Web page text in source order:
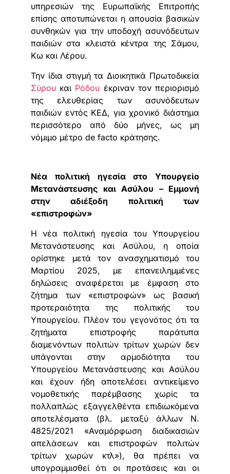
υπηρεσιών της Ευρωπαϊκής Επιτροπής
επίσης αποτυπώνεται η απουσία βασικών
συνθηκών για την υποδοχή ασυνόδευτων
παιδιών στα κλειστά κέντρα της Σάμου,
Κω και Λέρου.
Την ίδια στιγμή τα Διοικητικά Πρωτοδικεία
Σύρου και Ρόδου έκριναν τον περιορισμό
της ελευθερίας των ασυνόδευτων
παιδιών εντός ΚΕΔ, για χρονικό διάστημα
περισσότερο από δύο μήνες, ως μη
νόμιμο μέτρο de facto κράτησης.
Νέα πολιτική ηγεσία στο Υπουργείο
Μετανάστευσης και Ασύλου – Εμμονή
στην αδιέξοδη πολιτική των
«επιστροφών»
Η νέα πολιτική ηγεσία του Υπουργείου
Μετανάστευσης και Ασύλου, η οποία
ορίστηκε μετά τον ανασχηματισμό του
Μαρτίου 2025, με επανειλημμένες
δηλώσεις αναφέρεται με έμφαση στο
ζήτημα των «επιστροφών» ως βασική
προτεραιότητα της πολιτικής του
Υπουργείου. Πλέον του γεγονότος ότι τα
ζητήματα επιστροφής παράτυπα
διαμενόντων πολιτών τρίτων χωρών δεν
υπάγονται στην αρμοδιότητα του
Υπουργείου Μετανάστευσης και Ασύλου
και έχουν ήδη αποτελέσει αντικείμενο
νομοθετικής παρέμβασης χωρίς τα
πολλαπλώς εξαγγελθέντα επιδιωκόμενα
αποτελέσματα (βλ. μεταξύ άλλων Ν.
4825/2021 «Αναμόρφωση διαδικασιών
απελάσεων και επιστροφών πολιτών
τρίτων χωρών κτλ»), θα πρέπει να
υπογραμμισθεί ότι οι προτάσεις και οι